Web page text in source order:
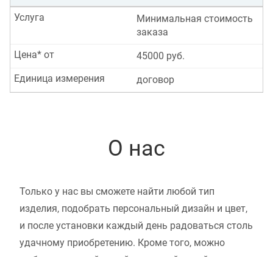
Минимальная стоимость
заказа
Услуга
45000 руб.
Цена* от
договор
Единица измерения
О нас
Только у нас вы сможете найти любой тип
изделия, подобрать персональный дизайн и цвет,
и после установки каждый день радоваться столь
удачному приобретению. Кроме того, можно